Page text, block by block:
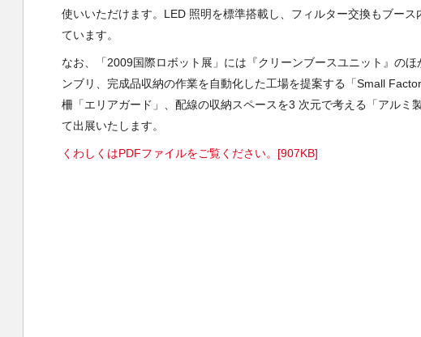
使いいただけます。LED 照明を標準搭載し、フィルター交換もブー
ています。
なお、「2009国際ロボット展」には『クリーンブースユニット』の
ンブリ、完成品収納の作業を自動化した工場を提案する「Small
柵「エリアガード」、配線の収納スペースを3 次元で考える「アルミ
て出展いたします。
くわしくはPDFファイルをご覧ください。[907KB]